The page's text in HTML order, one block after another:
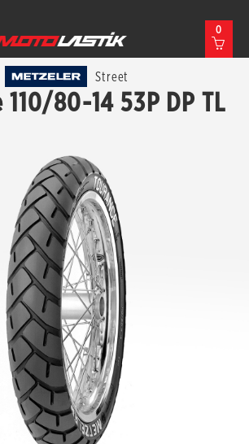
0
Street
110/80-14 53P DP TL